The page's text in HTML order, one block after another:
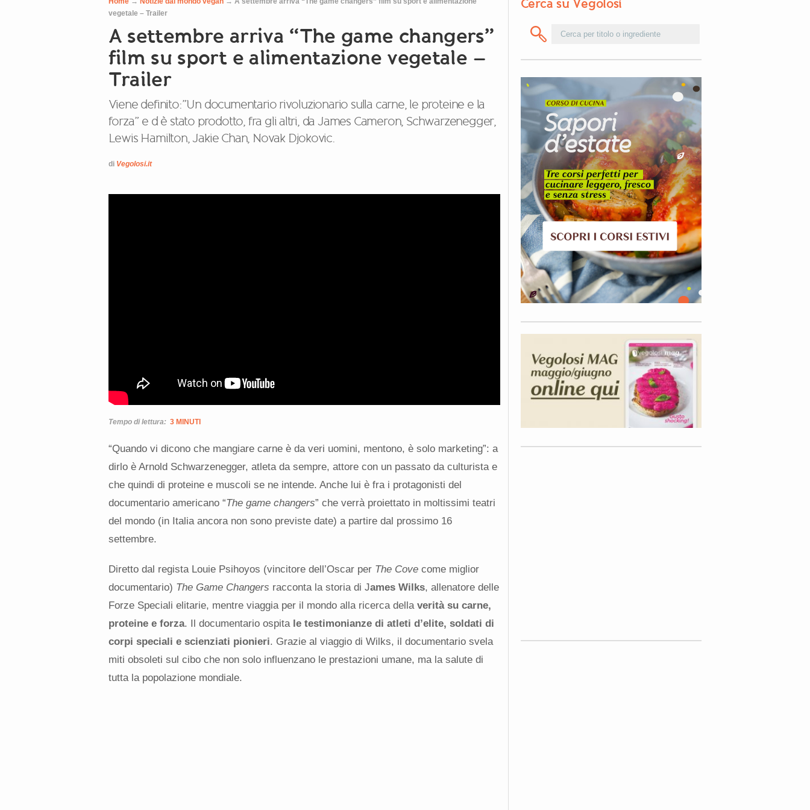
vegetale – Trailer
A settembre arriva “The game changers”
film su sport e alimentazione vegetale –
Trailer
Viene definito:”Un documentario rivoluzionario sulla carne, le proteine e la
forza” e d è stato prodotto, fra gli altri, da James Cameron, Schwarzenegger,
Lewis Hamilton, Jakie Chan, Novak Djokovic.
di Vegolosi.it
Tempo di lettura: 3 MINUTI
“Quando vi dicono che mangiare carne è da veri uomini, mentono, è solo marketing”: a
dirlo è Arnold Schwarzenegger, atleta da sempre, attore con un passato da culturista e
che quindi di proteine e muscoli se ne intende. Anche lui è fra i protagonisti del
documentario americano “The game changers” che verrà proiettato in moltissimi teatri
del mondo (in Italia ancora non sono previste date) a partire dal prossimo 16
settembre.
Diretto dal regista Louie Psihoyos (vincitore dell’Oscar per The Covecome miglior
documentario) The Game Changers racconta la storia di James Wilks, allenatore delle
Forze Speciali elitarie, mentre viaggia per il mondo alla ricerca della verità su carne,
proteine e forza. Il documentario ospitale testimonianze di atleti d’elite, soldati di
corpi speciali e scienziati pionieri. Grazie al viaggio di Wilks, il documentario svela
miti obsoleti sul cibo che non solo influenzano le prestazioni umane, ma la salute di
tutta la popolazione mondiale.
Cerca su Vegolosi